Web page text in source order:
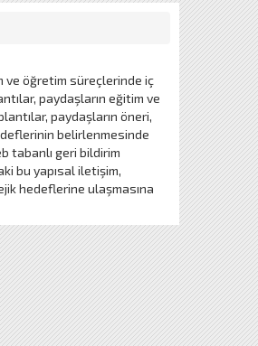
ve öğretim süreçlerinde iç
paydaşların eğitim ve
paydaşların öneri,
belirlenmesinde
tabanlı geri bildirim
bu yapısal iletişim,
hedeflerine ulaşmasına